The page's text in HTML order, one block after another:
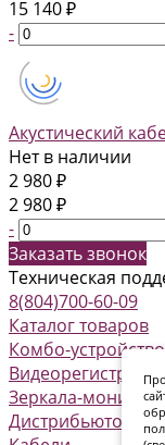
15 140 ₽
-
Акустический
Нет в наличии
2 980 ₽
2 980 ₽
-
Заказать звонок
Техническая
8(804)700-60-09
Каталог товаров
Комбо-устройство
Зеркала-
Дистрибьюторы